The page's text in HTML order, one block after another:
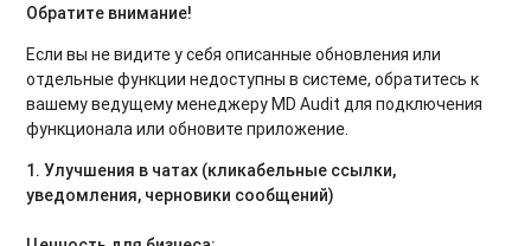
Обратите внимание!
Если вы не видите у себя описанные обновления или
отдельные функции недоступны в системе, обратитесь к
вашему ведущему менеджеру MD Audit для подключения
функционала или обновите приложение.
1. Улучшения в чатах (кликабельные ссылки,
уведомления, черновики сообщений)